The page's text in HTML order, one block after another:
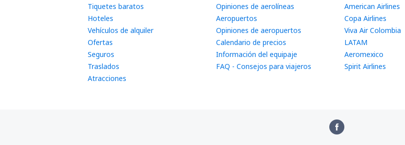
Tiquetes baratos
Hoteles
Vehículos de alquiler
Ofertas
Seguros
Traslados
Atracciones
Opiniones de aerolíneas
Aeropuertos
Opiniones de aeropuertos
Calendario de precios
Información del equipaje
FAQ - Consejos para viajeros
American Airlines
Copa Airlines
Viva Air Colombia
LATAM
Aeromexico
Spirit Airlines